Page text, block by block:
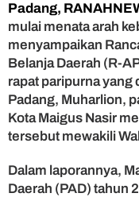
Padang,
mulai menata arah
menyampaikan
Belanja Daerah (R-
rapat paripurna yang
Padang, Muharlion,
Kota Maigus Nasir
tersebut mewakili
Dalam laporannya,
Daerah (PAD) tahun